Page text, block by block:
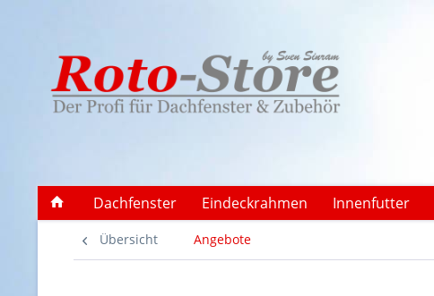
Dachfenster Eindeckrahmen Innenfutter
Übersicht Angebote